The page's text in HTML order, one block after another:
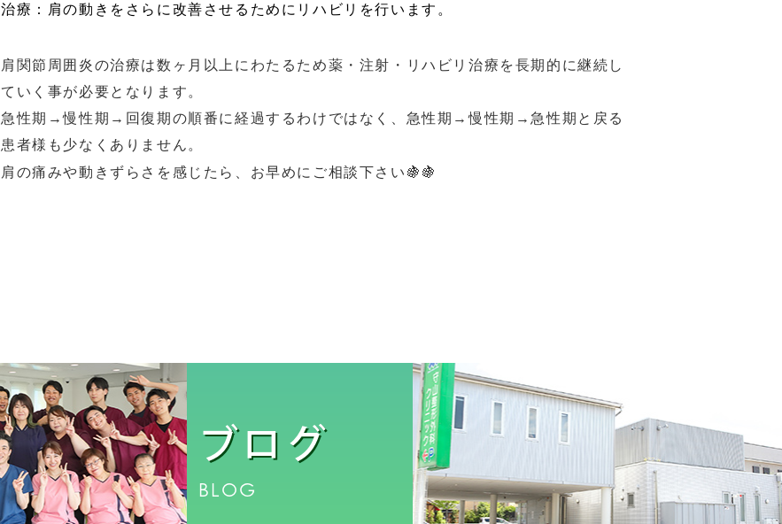
治療：肩の動きをさらに改善させるためにリハビリを行います。
肩関節周囲炎の治療は数ヶ月以上にわたるため薬・注射・リハビリ治療を長期的に継続し
ていく事が必要となります。
急性期→慢性期→回復期の順番に経過するわけではなく、急性期→慢性期→急性期と戻る
患者様も少なくありません。
肩の痛みや動きずらさを感じたら、お早めにご相談下さい🍇🍇
ブログ
BLOG